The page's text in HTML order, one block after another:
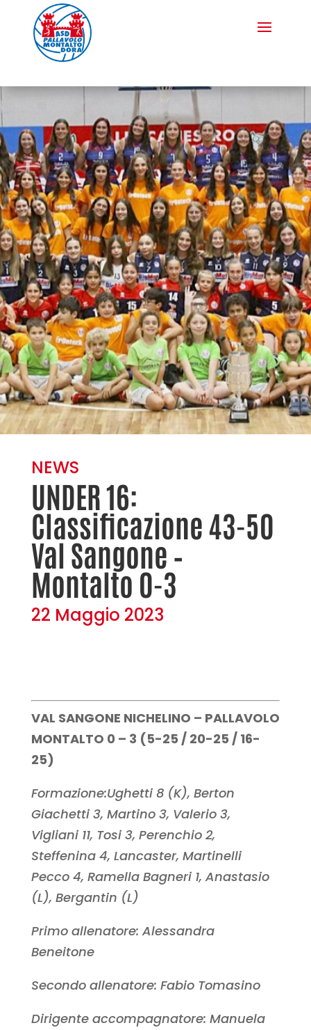
NEWS
UNDER 16:
Classificazione 43-50
Val Sangone –
Montalto 0-3
22 Maggio 2023
VAL SANGONE NICHELINO – PALLAVOLO
MONTALTO 0 – 3 (5-25 / 20-25 / 16-
25)
Formazione:Ughetti 8 (K), Berton
Giachetti 3, Martino 3, Valerio 3,
Vigliani 11, Tosi 3, Perenchio 2,
Steffenina 4, Lancaster, Martinelli
Pecco 4, Ramella Bagneri 1, Anastasio
(L), Bergantin (L)
Primo allenatore: Alessandra
Beneitone
Secondo allenatore: Fabio Tomasino
Dirigente accompagnatore: Manuela